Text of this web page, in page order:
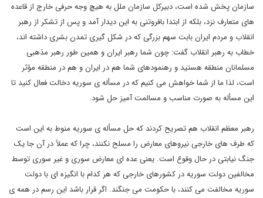
سازمان پخش شده است، دبیرکل سازمان ملل به هیچ وجه حرفی خارج از قاعده
های متعارف نزد، بلکه از ابتدا بافروتنی به این دیدار آمد و پس از تشکر از رهبر
انقلاب و مردم ایران بابت سهم بزرگی که در شکل گیری تمدن بشری داشته اند،
خطاب به رهبر انقلاب گفت: چون شما رهبر ایران و همین طور رهبر مذهبی
مسلمانان منطقه هستید و رهنمودهای شما هم در ایران و هم در منطقه مؤثر
است، لذا ما از شما خواهش می کنیم که در مسأله ی سوریه دخالت فعال کنید تا
این مسأله به صورت مناسب و مسالمت آمیز حل شود.
رهبر معظم انقلاب هم تصریح کردند که حل مسأله ی سوریه منوط به این است
که طرف های خارجی نیروهای معارض را مسلح نکنند، چرا که عملاً در آن جا یک
جنگ نیابتی در حال وقوع است. یعنی عده ای معارض سوری و غیر سوری توسط
مخالفین دولت سوریه در کشورهای خارجی که هر کدام با انگیزه ای با دولت
سوریه مخالفت می کنند، با حکومت می جنگند. اگر قرار باشد این رسم در همه ی